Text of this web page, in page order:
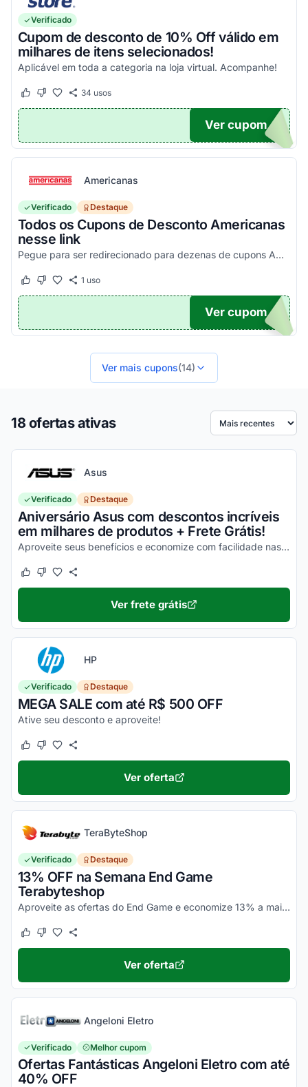
Verificado
Cupom de desconto de 10% Off válido em
milhares de itens selecionados!
Aplicável em toda a categoria na loja virtual. Acompanhe!
Este cupom funcionou
Este cupom não funcionou
34 usos
N10
Ver cupom
Americanas
Verificado Destaque
Todos os Cupons de Desconto Americanas
nesse link
Pegue para ser redirecionado para dezenas de cupons Americanas! Página completa com o regulamento de todas as promoções. Economize em diversas categorias e milhares de produtos com...
Este cupom funcionou
Este cupom não funcionou
1 uso
TICO
Ver cupom
Ver mais cupons(14)
18 ofertas ativas Ordenar por
Asus
Verificado Destaque
Aniversário Asus com descontos incríveis
em milhares de produtos + Frete Grátis!
Aproveite seus benefícios e economize com facilidade nas suas compras!
Este cupom funcionou
Este cupom não funcionou
Ver frete grátis
HP
Verificado Destaque
MEGA SALE com até R$ 500 OFF
Ative seu desconto e aproveite!
Este cupom funcionou
Este cupom não funcionou
Ver oferta
TeraByteShop
Verificado Destaque
13% OFF na Semana End Game
Terabyteshop
Aproveite as ofertas do End Game e economize 13% a mais pagando no boleto bancário. Não precisa de Cupom Terabyteshop, desconto será aplicado automaticamente. Corra!
Este cupom funcionou
Este cupom não funcionou
Ver oferta
Angeloni Eletro
Verificado Melhor cupom
Ofertas Fantásticas Angeloni Eletro com até
40% OFF